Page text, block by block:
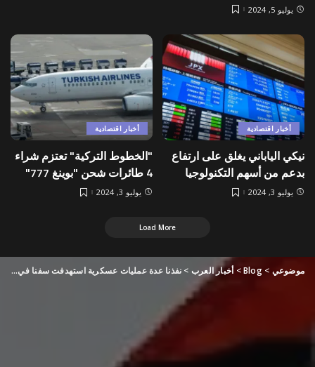
يوليو 5, 2024
أخبار اقتصادية
نيكي الياباني يغلق على ارتفاع
بدعم من أسهم التكنولوجيا
يوليو 3, 2024
أخبار اقتصادية
"الخطوط التركية" تعتزم شراء
4 طائرات شحن "بوينغ 777"
يوليو 3, 2024
Load More
موضوعي >
Blog
>أخبار العرب > نفذنا عدة عمليات عسكرية استهدفت سفنا في البحر الأحمر والبحر المتوسط